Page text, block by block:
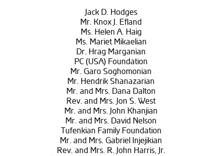
Jack D. Hodges
Mr. Knox J. Efland
Ms. Helen A. Haig
Ms. Mariet Mikaelian
Dr. Hrag Marganian
PC (USA) Foundation
Mr. Garo Soghomonian
Mr. Hendrik Shanazarian
Mr. and Mrs. Dana Dalton
Rev. and Mrs. Jon S. West
Mr. and Mrs. John Khanjian
Mr. and Mrs. David Nelson
Tufenkian Family Foundation
Mr. and Mrs. Gabriel Injejikian
Rev. and Mrs. R. John Harris, Jr.